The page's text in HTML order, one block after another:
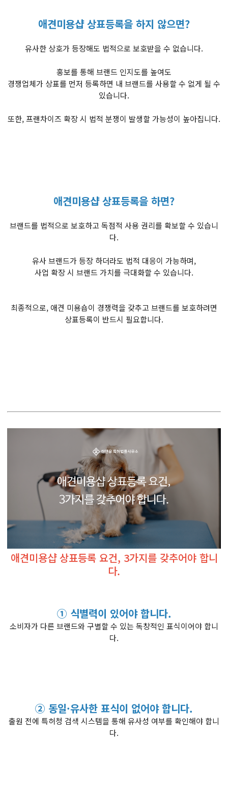
애견미용샵 상표등록을 하지 않으면?
유사한 상호가 등장해도 법적으로 보호받을 수 없습니다.
홍보를 통해 브랜드 인지도를 높여도
경쟁업체가 상표를 먼저 등록하면 내 브랜드를 사용할 수 없게 될 수
있습니다.
또한, 프랜차이즈 확장 시 법적 분쟁이 발생할 가능성이 높아집니다.
애견미용샵 상표등록을 하면?
브랜드를 법적으로 보호하고 독점적 사용 권리를 확보할 수 있습니
다.
유사 브랜드가 등장 하더라도 법적 대응이 가능하며,
사업 확장 시 브랜드 가치를 극대화할 수 있습니다.
최종적으로, 애견 미용숍이 경쟁력을 갖추고 브랜드를 보호하려면
상표등록이 반드시 필요합니다.
애견미용샵 상표등록 요건, 3가지를 갖추어야 합니
다.
① 식별력이 있어야 합니다.
소비자가 다른 브랜드와 구별할 수 있는 독창적인 표식이어야 합니
다.
② 동일·유사한 표식이 없어야 합니다.
출원 전에 특허청 검색 시스템을 통해 유사성 여부를 확인해야 합니
다.